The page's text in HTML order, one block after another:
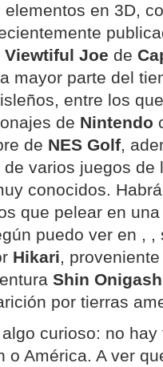
elementos en 3D,
Viewtiful Joe de
mayor parte del
entre los
de Nintendo
de NES Golf,
de varios juegos de
conocidos.
que pelear en
puedo ver en , ,
Hikari,
Shin
por tierras
curioso: no
o América. A ver